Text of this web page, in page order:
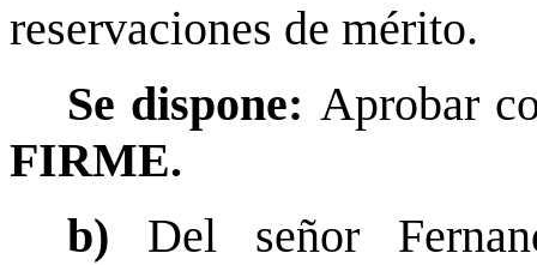
reservaciones de mérito.
Se dispone: Aprobar
FIRME.
b) Del señor